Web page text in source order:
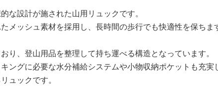
な設計が施された山用リュックです。
メッシュ素材を採用し、長時間の歩行でも快適性を保ちま
り、登山用品を整理して持ち運べる構造となっています。
ングに必要な水分補給システムや小物収納ポケットも充
ュックです。